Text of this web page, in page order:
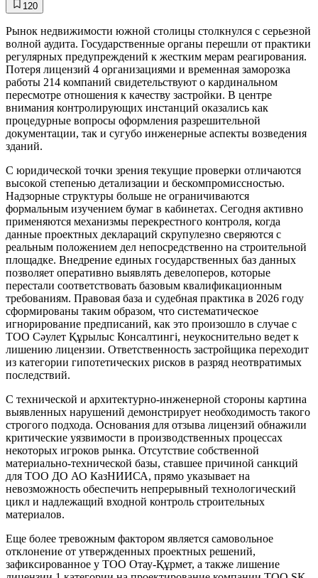
120
Рынок недвижимости южной столицы столкнулся с серьезной
волной аудита. Государственные органы перешли от практики
регулярных предупреждений к жестким мерам реагирования.
Потеря лицензий 4 организациями и временная заморозка
работы 214 компаний свидетельствуют о кардинальном
пересмотре отношения к качеству застройки. В центре
внимания контролирующих инстанций оказались как
процедурные вопросы оформления разрешительной
документации, так и сугубо инженерные аспекты возведения
зданий.
С юридической точки зрения текущие проверки отличаются
высокой степенью детализации и бескомпромиссностью.
Надзорные структуры больше не ограничиваются
формальным изучением бумаг в кабинетах. Сегодня активно
применяются механизмы перекрестного контроля, когда
данные проектных деклараций скрупулезно сверяются с
реальным положением дел непосредственно на строительной
площадке. Внедрение единых государственных баз данных
позволяет оперативно выявлять девелоперов, которые
перестали соответствовать базовым квалификационным
требованиям. Правовая база и судебная практика в 2026 году
сформированы таким образом, что систематическое
игнорирование предписаний, как это произошло в случае с
ТОО Сәулет Құрылыс Консалтингі, неукоснительно ведет к
лишению лицензии. Ответственность застройщика переходит
из категории гипотетических рисков в разряд неотвратимых
последствий.
С технической и архитектурно-инженерной стороны картина
выявленных нарушений демонстрирует необходимость такого
строгого подхода. Основания для отзыва лицензий обнажили
критические уязвимости в производственных процессах
некоторых игроков рынка. Отсутствие собственной
материально-технической базы, ставшее причиной санкций
для ТОО ДО АО КазНИИСА, прямо указывает на
невозможность обеспечить непрерывный технологический
цикл и надлежащий входной контроль строительных
материалов.
Еще более тревожным фактором является самовольное
отклонение от утвержденных проектных решений,
зафиксированное у ТОО Отау-Құрмет, а также лишение